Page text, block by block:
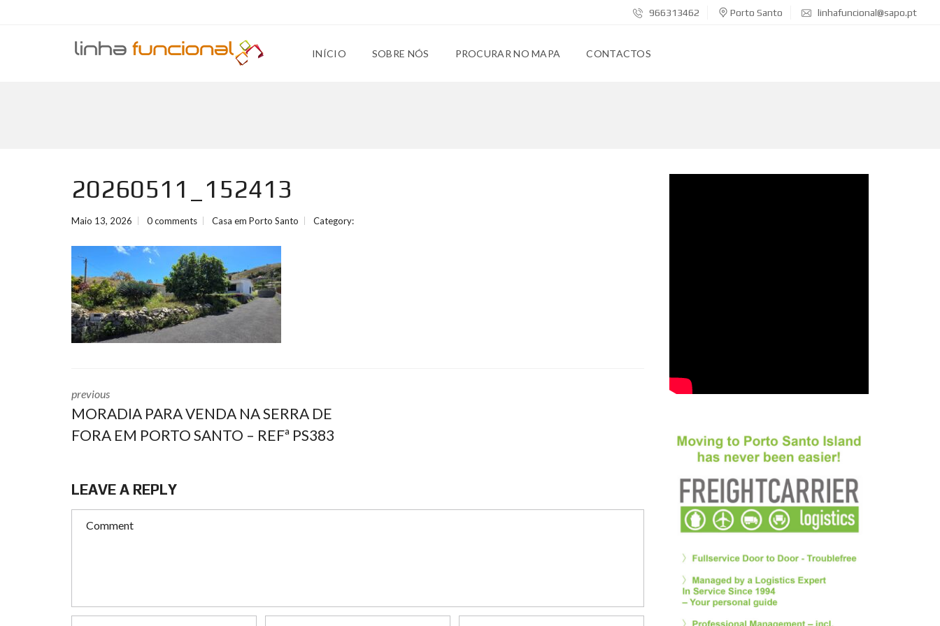
966313462 Porto Santo linhafuncional@sapo.pt
INÍCIO SOBRE NÓS PROCURAR NO MAPA CONTACTOS
20260511_152413
Maio 13, 2026 0 comments Casa em Porto Santo Category:
previous
MORADIA PARA VENDA NA SERRA DE
FORA EM PORTO SANTO – REFª PS383
LEAVE A REPLY